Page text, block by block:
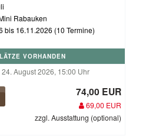
Rabauken
bis 16.11.2026 (10 Termine)
VORHANDEN
August 2026, 15:00 Uhr
74,00 EUR
69,00 EUR
zzgl. Ausstattung (optional)